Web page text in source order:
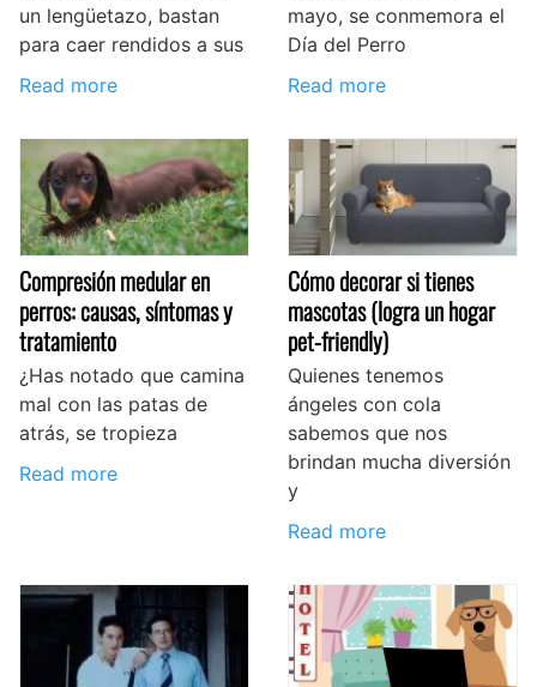
un lengüetazo, bastan
para caer rendidos a sus
Read more
mayo, se conmemora el
Día del Perro
Read more
Compresión medular en
perros: causas, síntomas y
tratamiento
¿Has notado que camina
mal con las patas de
atrás, se tropieza
Read more
Cómo decorar si tienes
mascotas (logra un hogar
pet-friendly)
Quienes tenemos
ángeles con cola
sabemos que nos
brindan mucha diversión
y
Read more